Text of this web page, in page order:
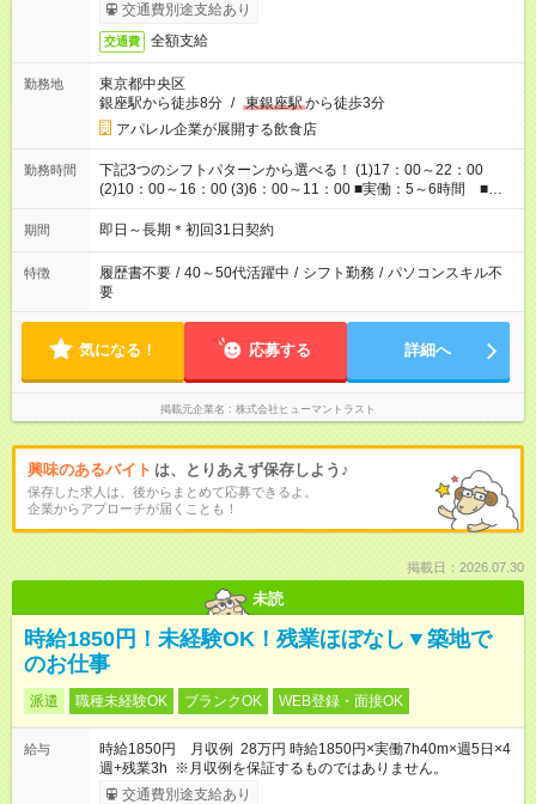
交通費別途支給あり
交通費 全額支給
勤務地
東京都中央区
銀座駅から徒歩8分 / 東銀座駅から徒歩3分
アパレル企業が展開する飲食店
勤務時間
下記3つのシフトパターンから選べる！ (1)17：00～22：00
(2)10：00～16：00 (3)6：00～11：00 ■実働：5～6時間 ■休
憩0分
期間 即日～長期＊初回31日契約
特徴 履歴書不要 / 40～50代活躍中 / シフト勤務 / パソコンスキル不
要
気になる！ 応募する 詳細へ
掲載元企業名 株式会社ヒューマントラスト
興味のあるバイト は、とりあえず保存しよう♪
保存した求人は、後からまとめて応募できるよ。
企業からアプローチが届くことも！
掲載日：2026.07.30
未読
時給1850円！未経験OK！残業ほぼなし▼築地で
のお仕事
派遣 職種未経験OK ブランクOK WEB登録・面接OK
給与
時給1850円 月収例 28万円 時給1850円×実働7h40m×週5日×4
週+残業3h ※月収例を保証するものではありません。
交通費別途支給あり